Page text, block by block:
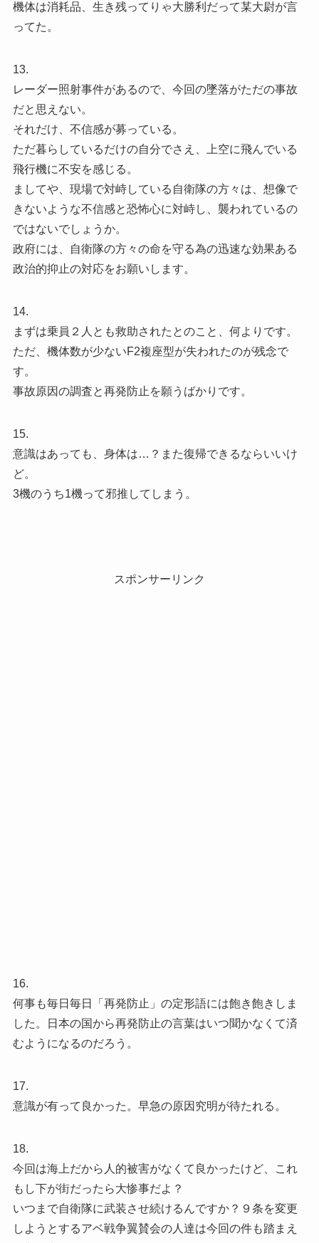
機体は消耗品、生き残ってりゃ大勝利だって某大尉が言
ってた。
13.
レーダー照射事件があるので、今回の墜落がただの事故
だと思えない。
それだけ、不信感が募っている。
ただ暮らしているだけの自分でさえ、上空に飛んでいる
飛行機に不安を感じる。
ましてや、現場で対峙している自衛隊の方々は、想像で
きないような不信感と恐怖心に対峙し、襲われているの
ではないでしょうか。
政府には、自衛隊の方々の命を守る為の迅速な効果ある
政治的抑止の対応をお願いします。
14.
まずは乗員２人とも救助されたとのこと、何よりです。
ただ、機体数が少ないF2複座型が失われたのが残念で
す。
事故原因の調査と再発防止を願うばかりです。
15.
意識はあっても、身体は…？また復帰できるならいいけ
ど。
3機のうち1機って邪推してしまう。
スポンサーリンク
16.
何事も毎日毎日「再発防止」の定形語には飽き飽きしま
した。日本の国から再発防止の言葉はいつ聞かなくて済
むようになるのだろう。
17.
意識が有って良かった。早急の原因究明が待たれる。
18.
今回は海上だから人的被害がなくて良かったけど、これ
もし下が街だったら大惨事だよ？
いつまで自衛隊に武装させ続けるんですか？９条を変更
しようとするアベ戦争翼賛会の人達は今回の件も踏まえ